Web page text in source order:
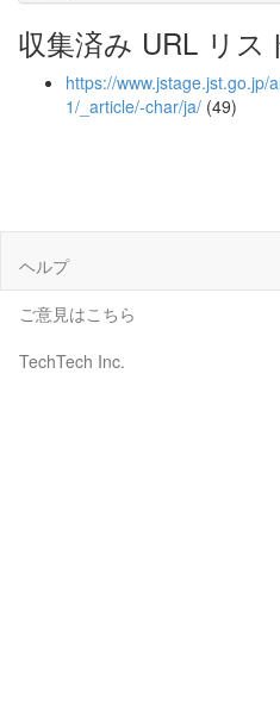
収集済み URL リス
https://
1/_article/-char/ja/ (49)
ヘルプ
ご意見はこちら
TechTech Inc.